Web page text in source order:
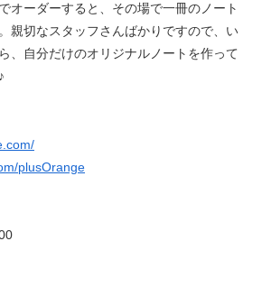
オーダーすると、その場で一冊のノート
親切なスタッフさんばかりですので、い
、自分だけのオリジナルノートを作って
plusOrange